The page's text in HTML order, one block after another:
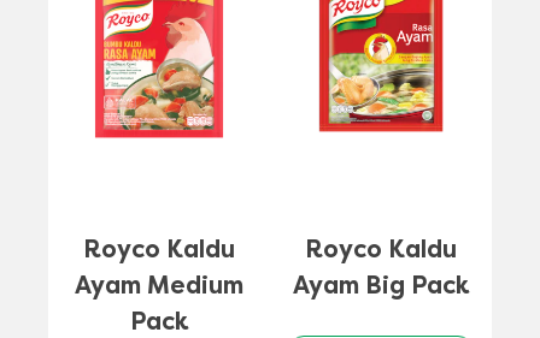
Royco Kaldu
Ayam Medium
Pack
Royco Kaldu
Ayam Big Pack